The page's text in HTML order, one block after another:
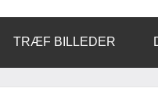
TRÆF BILLEDER